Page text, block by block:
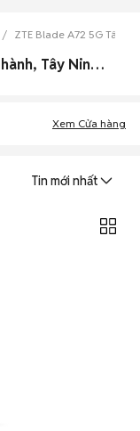
ZTE Blade A72 5G Tây
0 Zte Blade A72 5g cũ Huyện Châu Thành, Tây Ninh đẹp
Xem Cửa hàng
Tin mới nhất